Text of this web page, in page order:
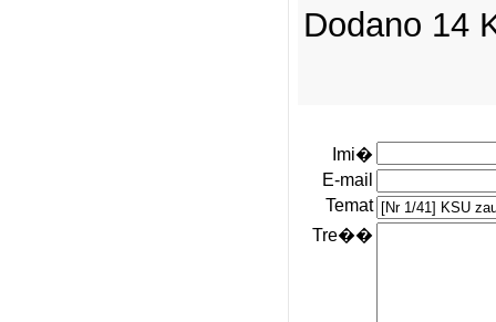
Dodano 14
Imi�
E-mail
Temat
Tre��